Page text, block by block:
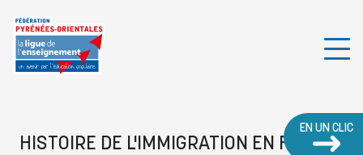
EN UN CLIC
HISTOIRE DE L'IMMIGRATION EN FRANCE